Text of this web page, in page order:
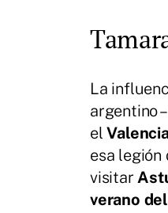
La
argentino
el
esa
visitar
verano